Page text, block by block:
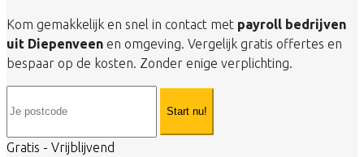
Kom gemakkelijk en snel in contact met payroll bedrijven
uit Diepenveen en omgeving. Vergelijk gratis offertes en
bespaar op de kosten. Zonder enige verplichting.
Start nu!
Gratis - Vrijblijvend